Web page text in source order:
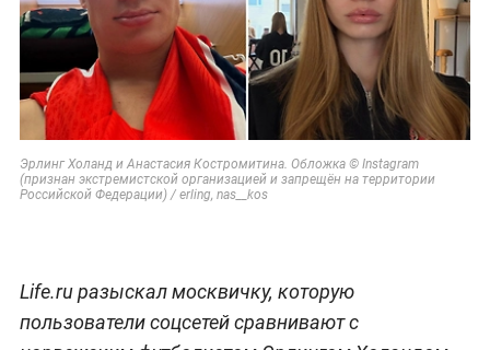
Эрлинг Холанд и Анастасия Костромитина. Обложка © Instagram
(признан экстремистской организацией и запрещён на территории
Российской Федерации) / erling, nas__kos
Life.ru разыскал москвичку, которую
пользователи соцсетей сравнивают с